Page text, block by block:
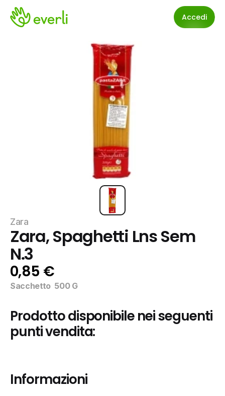
Accedi
Zara
Zara, Spaghetti Lns Sem
N.3
0,85 €
Sacchetto  500 G
Prodotto disponibile nei seguenti
punti vendita:
Informazioni